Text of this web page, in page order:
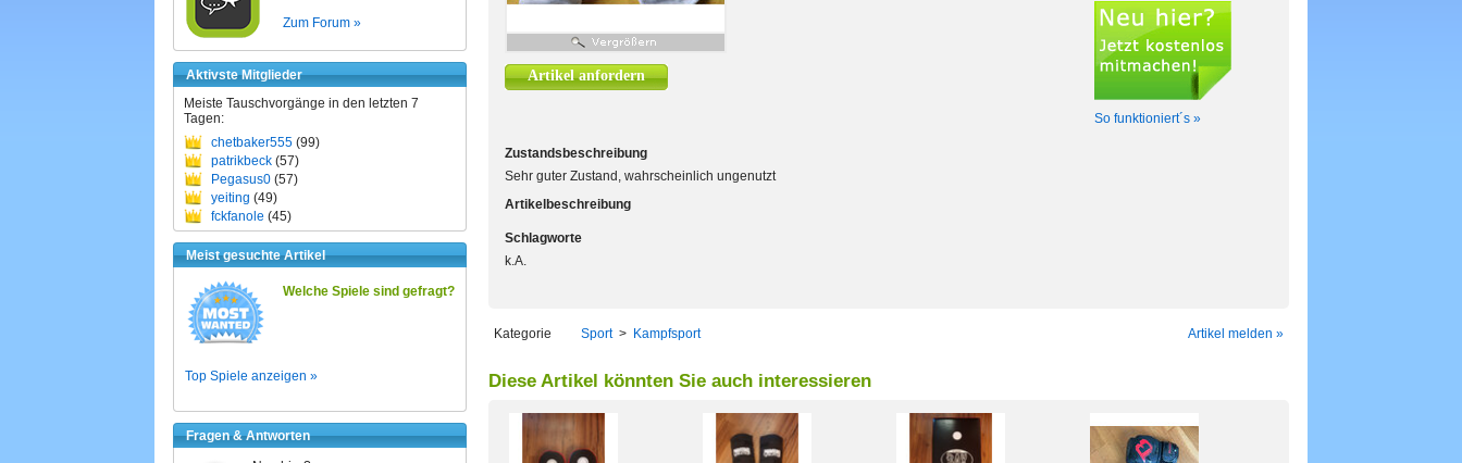
Zum Forum »
Aktivste Mitglieder
Meiste Tauschvorgänge in den letzten 7
Tagen:
chetbaker555 (99)
patrikbeck (57)
Pegasus0 (57)
yeiting (49)
fckfanole (45)
Meist gesuchte Artikel
Welche Spiele sind gefragt?
Top Spiele anzeigen »
Fragen & Antworten
Artikel anfordern
So funktioniert´s »
Zustandsbeschreibung
Sehr guter Zustand, wahrscheinlich ungenutzt
Artikelbeschreibung
Schlagworte
k.A.
Kategorie Sport> Kampfsport Artikel melden »
Diese Artikel könnten Sie auch interessieren